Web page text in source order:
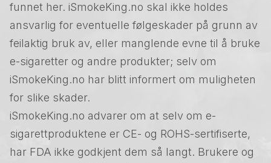
funnet her. iSmokeKing.no skal ikke holdes
ansvarlig for eventuelle følgeskader på grunn av
feilaktig bruk av, eller manglende evne til å bruke
e-sigaretter og andre produkter; selv om
iSmokeKing.no har blitt informert om muligheten
for slike skader.
iSmokeKing.no advarer om at selv om e-
sigarettproduktene er CE- og ROHS-sertifiserte,
har FDA ikke godkjent dem så langt. Brukere og